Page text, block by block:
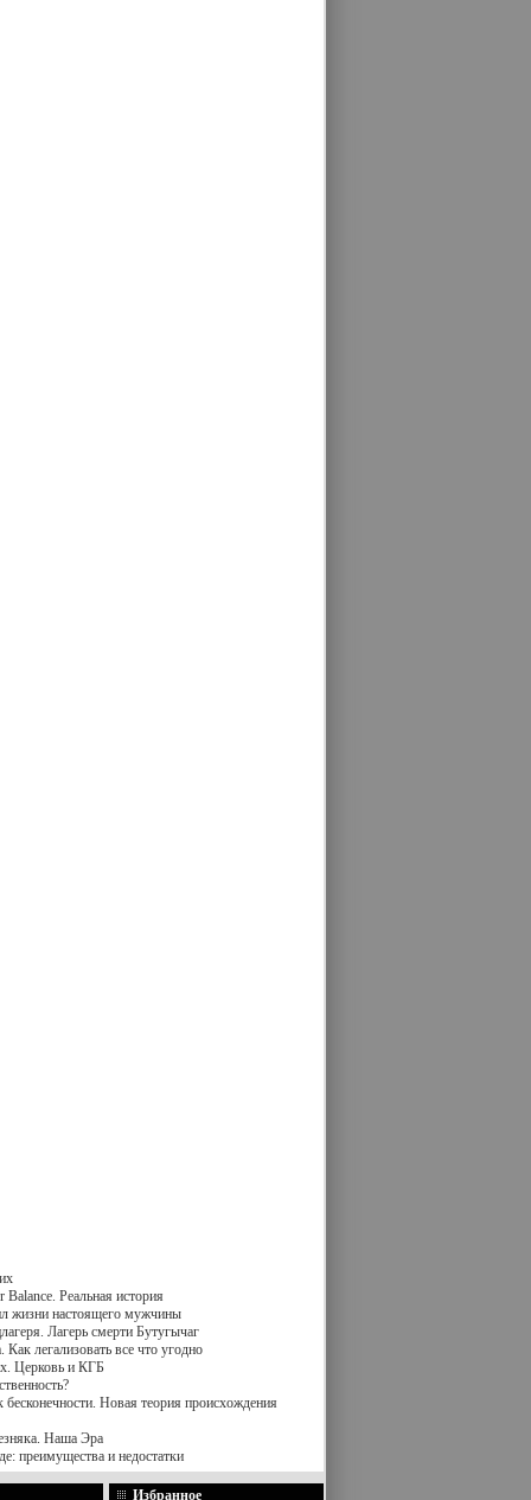
Balance. Реальная история
жизни настоящего мужчины
Лагерь смерти Бутугычаг
легализовать все что угодно
Церковь и КГБ
бесконечности. Новая теория происхождения
Наша Эра
преимущества и недостатки
Избранное